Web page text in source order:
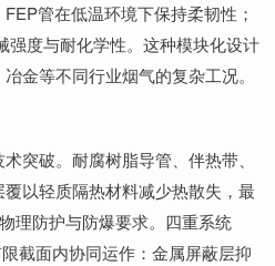
管在低温环境下保持柔韧性；
强度与耐化学性。这种模块化设计
金等不同行业烟气的复杂工况。
突破。耐腐树脂导管、伴热带、
以轻质隔热材料减少热散失，最
理防护与防爆要求。四重系统
截面内协同运作：金属屏蔽层抑